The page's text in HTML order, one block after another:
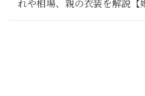
れや相場、親の衣装を解説【